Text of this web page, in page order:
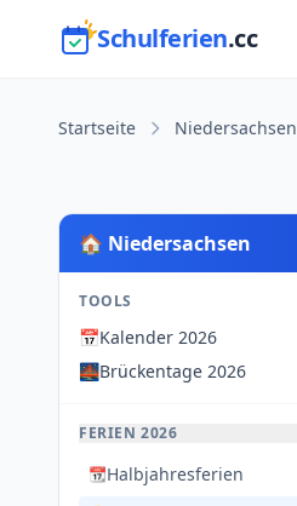
Schulferien.cc
Startseite Niedersachsen
🏠 Niedersachsen
TOOLS
📅Kalender 2026
🌉Brückentage 2026
FERIEN 2026
📆Halbjahresferien